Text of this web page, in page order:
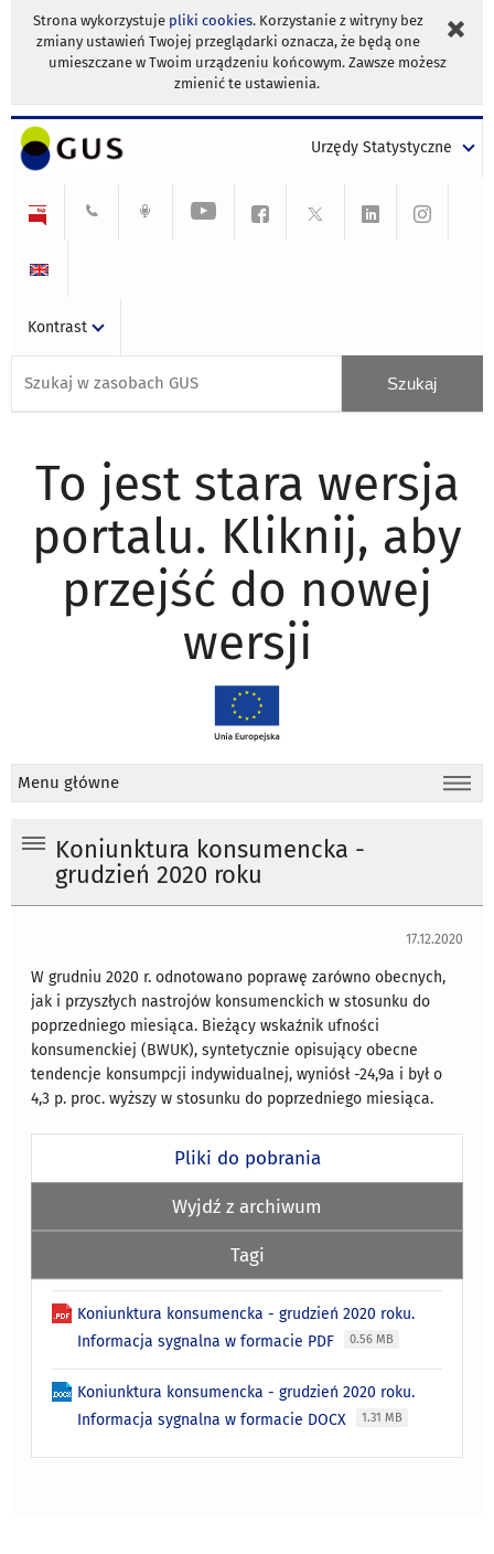
Strona wykorzystuje pliki cookies. Korzystanie z witryny bez
zmiany ustawień Twojej przeglądarki oznacza, że będą one
umieszczane w Twoim urządzeniu końcowym. Zawsze możesz
zmienić te ustawienia.
Urzędy Statystyczne
Kontrast
To jest stara wersja
portalu. Kliknij, aby
przejść do nowej
wersji
Menu główne
Koniunktura konsumencka -
grudzień 2020 roku
17.12.2020
W grudniu 2020 r. odnotowano poprawę zarówno obecnych,
jak i przyszłych nastrojów konsumenckich w stosunku do
poprzedniego miesiąca. Bieżący wskaźnik ufności
konsumenckiej (BWUK), syntetycznie opisujący obecne
tendencje konsumpcji indywidualnej, wyniósł -24,9a i był o
4,3 p. proc. wyższy w stosunku do poprzedniego miesiąca.
Pliki do pobrania
Wyjdź z archiwum
Tagi
Koniunktura konsumencka - grudzień 2020 roku.
Informacja sygnalna w formacie PDF
0.56 MB
Koniunktura konsumencka - grudzień 2020 roku.
Informacja sygnalna w formacie DOCX
1.31 MB